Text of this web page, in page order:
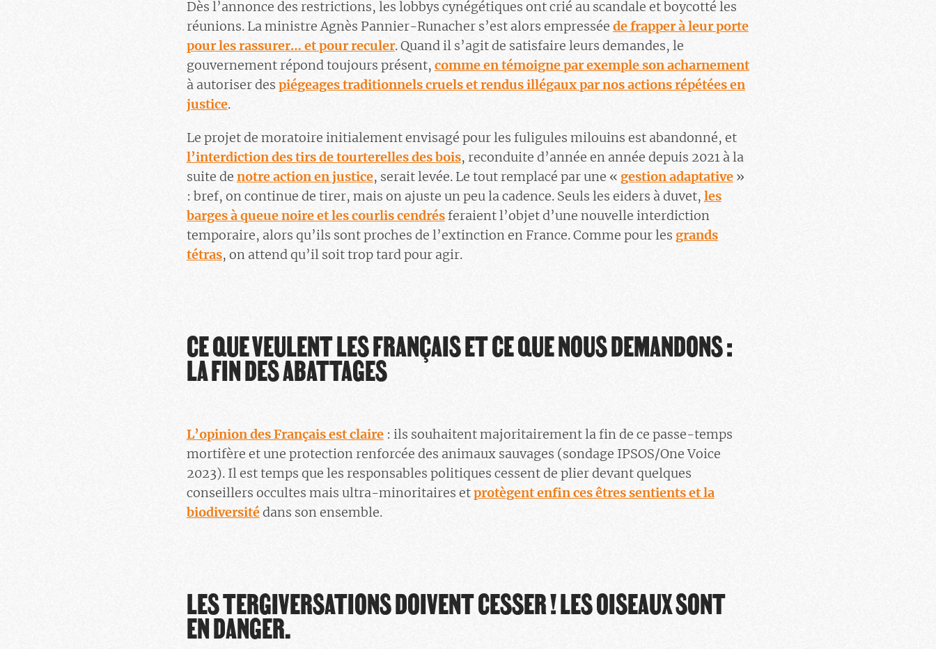
Dès l’annonce des restrictions, les lobbys cynégétiques ont crié au scandale et boycotté les
réunions. La ministre Agnès Pannier-Runacher s’est alors empressée de frapper à leur porte
pour les rassurer… et pour reculer. Quand il s’agit de satisfaire leurs demandes, le
gouvernement répond toujours présent, comme en témoigne par exemple son acharnement
à autoriser des piégeages traditionnels cruels et rendus illégaux par nos actions répétées en
justice.
Le projet de moratoire initialement envisagé pour les fuligules milouins est abandonné, et
l’interdiction des tirs de tourterelles des bois, reconduite d’année en année depuis 2021 à la
suite de notre action en justice, serait levée. Le tout remplacé par une « gestion adaptative»
: bref, on continue de tirer, mais on ajuste un peu la cadence. Seuls les eiders à duvet, les
barges à queue noire et les courlis cendrésferaient l’objet d’une nouvelle interdiction
temporaire, alors qu’ils sont proches de l’extinction en France. Comme pour les grands
tétras, on attend qu’il soit trop tard pour agir.
CE QUE VEULENT LES FRANÇAIS ET CE QUE NOUS DEMANDONS :
LA FIN DES ABATTAGES
L’opinion des Français est claire: ils souhaitent majoritairement la fin de ce passe-temps
mortifère et une protection renforcée des animaux sauvages (sondage IPSOS/One Voice
2023). Il est temps que les responsables politiques cessent de plier devant quelques
conseillers occultes mais ultra-minoritaires etprotègent enfin ces êtres sentients et la
biodiversitédans son ensemble.
LES TERGIVERSATIONS DOIVENT CESSER ! LES OISEAUX SONT
EN DANGER.